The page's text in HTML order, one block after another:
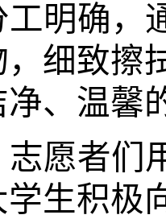
工明确，
细致擦
、温馨
志愿者们
生积极